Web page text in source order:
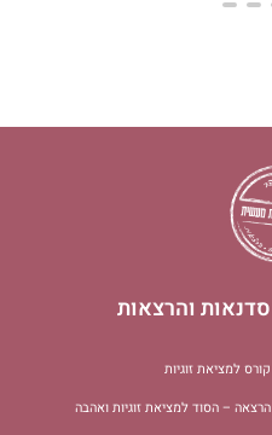
סדנאות והרצאות
קורס למציאת זוגיות
הרצאה – הסוד למציאת זוגיות ואהבה